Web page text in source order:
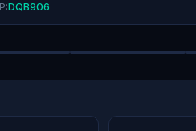
DQB906